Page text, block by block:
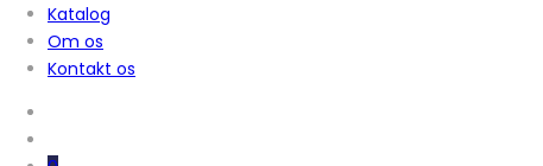
Katalog
Om os
Kontakt os